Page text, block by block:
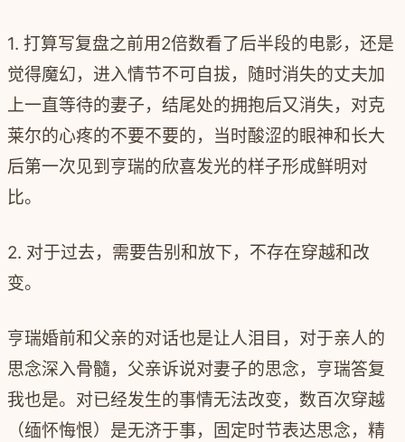
1. 打算写复盘之前用2倍数看了后半段的电影，还是
觉得魔幻，进入情节不可自拔，随时消失的丈夫加
上一直等待的妻子，结尾处的拥抱后又消失，对克
莱尔的心疼的不要不要的，当时酸涩的眼神和长大
后第一次见到亨瑞的欣喜发光的样子形成鲜明对
比。
2. 对于过去，需要告别和放下，不存在穿越和改
变。
亨瑞婚前和父亲的对话也是让人泪目，对于亲人的
思念深入骨髓，父亲诉说对妻子的思念，亨瑞答复
我也是。对已经发生的事情无法改变，数百次穿越
（缅怀悔恨）是无济于事，固定时节表达思念，精